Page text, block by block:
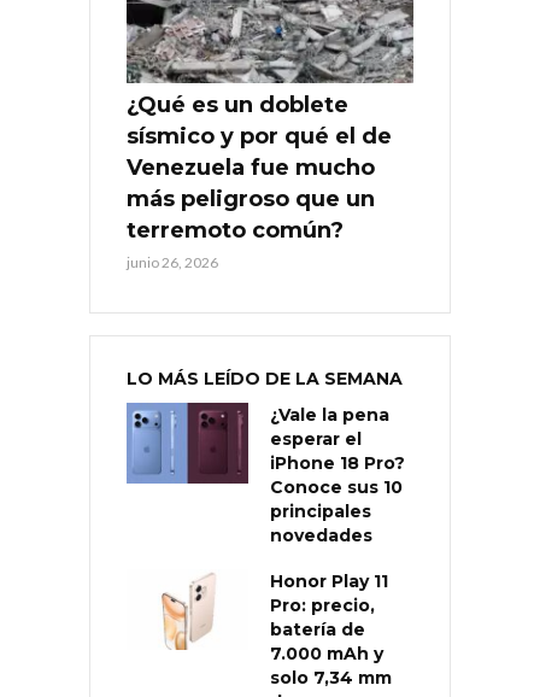
¿Qué es un doblete
sísmico y por qué el de
Venezuela fue mucho
más peligroso que un
terremoto común?
junio 26, 2026
LO MÁS LEÍDO DE LA SEMANA
¿Vale la pena
esperar el
iPhone 18 Pro?
Conoce sus 10
principales
novedades
Honor Play 11
Pro: precio,
batería de
7.000 mAh y
solo 7,34 mm